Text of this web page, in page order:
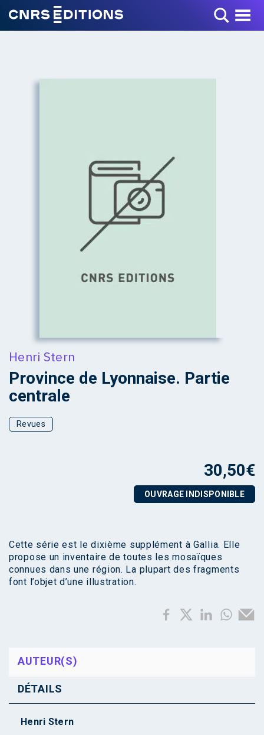
Toggle Menu
Henri Stern
Province de Lyonnaise. Partie
centrale
Revues
30,50€
OUVRAGE INDISPONIBLE
Cette série est le dixième supplément à Gallia. Elle
propose un inventaire de toutes les mosaïques
connues dans une région. La plupart des fragments
font l’objet d’une illustration.
AUTEUR(S)
DÉTAILS
Henri Stern